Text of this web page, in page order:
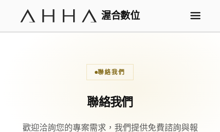
渥合數位
聯絡我們
聯絡我們
歡迎洽詢您的專案需求，我們提供免費諮詢與報